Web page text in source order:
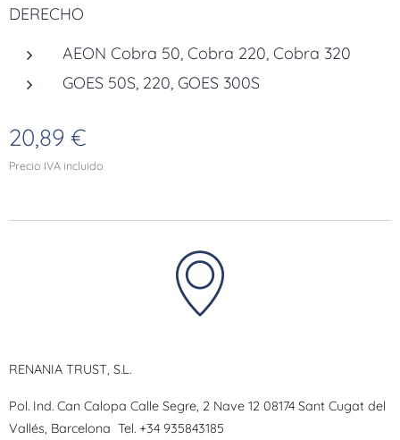
DERECHO
AEON Cobra 50, Cobra 220, Cobra 320
GOES 50S, 220, GOES 300S
20,89 €
Precio IVA incluido
RENANIA TRUST, S.L.
Pol. Ind. Can Calopa Calle Segre, 2 Nave 12 08174 Sant Cugat del
Vallés, Barcelona Tel. +34 935843185